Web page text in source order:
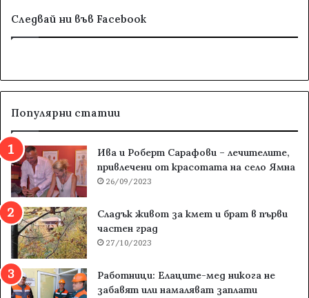
Следвай ни във Facebook
Популярни статии
Ива и Роберт Сарафови – лечителите,
привлечени от красотата на село Ямна
26/09/2023
Сладък живот за кмет и брат в първи
частен град
27/10/2023
Работници: Елаците-мед никога не
забавят или намаляват заплати